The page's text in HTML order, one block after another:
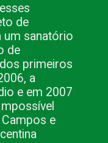
de
um sanatório
de
primeiros
a
e em 2007
e